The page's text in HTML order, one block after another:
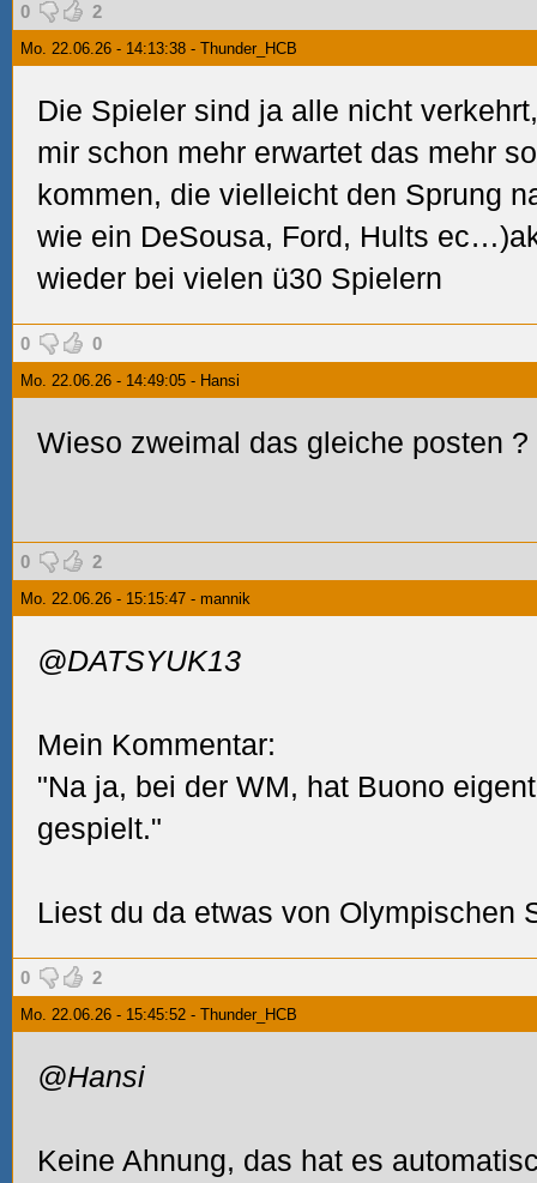
0 2
Mo. 22.06.26 - 14:13:38 - Thunder_HCB
Die Spieler sind ja alle nicht
mir schon mehr erwartet das mehr
kommen, die vielleicht den Sprung
wie ein DeSousa, Ford, Hults
wieder bei vielen ü30 Spielern
0 0
Mo. 22.06.26 - 14:49:05 - Hansi
Wieso zweimal das gleiche posten ?
0 2
Mo. 22.06.26 - 15:15:47 - mannik
@DATSYUK13
Mein Kommentar:
"Na ja, bei der WM, hat Buono
gespielt."
Liest du da etwas von Olympischen
0 2
Mo. 22.06.26 - 15:45:52 - Thunder_HCB
@Hansi
Keine Ahnung, das hat es